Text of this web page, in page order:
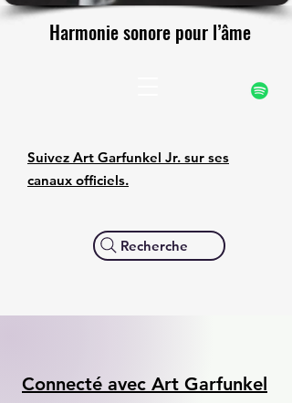
Harmonie sonore pour l’âme
Harmonie sonore pour l’âme
Recherche
Suivez Art Garfunkel Jr. sur ses
canaux officiels.
Connecté avec Art Garfunkel